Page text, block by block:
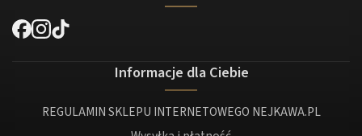
Informacje dla Ciebie
REGULAMIN SKLEPU INTERNETOWEGO NEJKAWA.PL